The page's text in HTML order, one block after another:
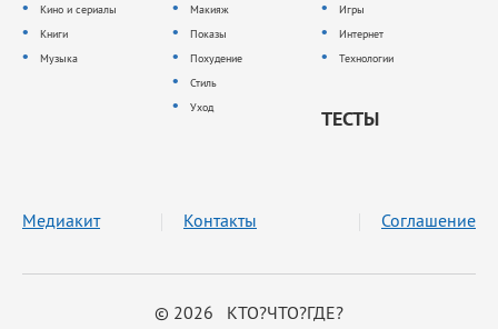
Кино и сериалы
Книги
Музыка
Макияж
Показы
Похудение
Стиль
Уход
Игры
Интернет
Технологии
ТЕСТЫ
© 2026 КТО?ЧТО?ГДЕ?
Медиакит Контакты Соглашение